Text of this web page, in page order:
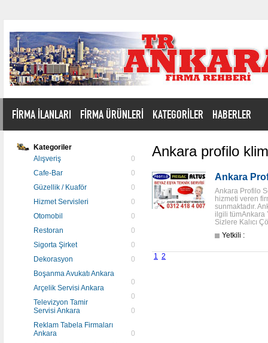
FİRMA İLANLARI FİRMA ÜRÜNLERİ KATEGORİLER HABERLER
Kategoriler
Alışveriş
0
Cafe-Bar
0
Güzellik / Kuaför
0
Hizmet Servisleri
0
Otomobil
0
Restoran
0
Sigorta Şirket
0
Dekorasyon
0
Boşanma Avukatı Ankara
0
Arçelik Servisi Ankara
0
Televizyon Tamir
Servisi Ankara
0
Reklam Tabela Firmaları
Ankara
0
Ankara profilo
Ankara
Ankara Profilo
hizmeti veren
sunmaktadır.
ilgili tümAnkara
Sizlere Kalıcı
Yetkili :
1 2